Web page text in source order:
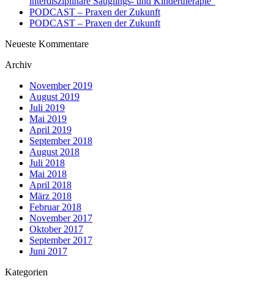
PODCAST – Praxen der Zukunft
PODCAST – Praxen der Zukunft
Neueste Kommentare
Archiv
November 2019
August 2019
Juli 2019
Mai 2019
April 2019
September 2018
August 2018
Juli 2018
Mai 2018
April 2018
März 2018
Februar 2018
November 2017
Oktober 2017
September 2017
Juni 2017
Kategorien